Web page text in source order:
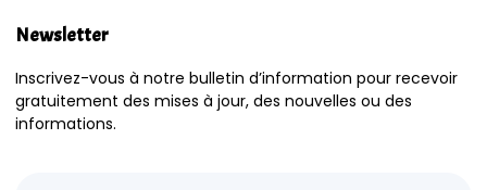
Newsletter
Inscrivez-vous à notre bulletin d’information pour recevoir
gratuitement des mises à jour, des nouvelles ou des
informations.